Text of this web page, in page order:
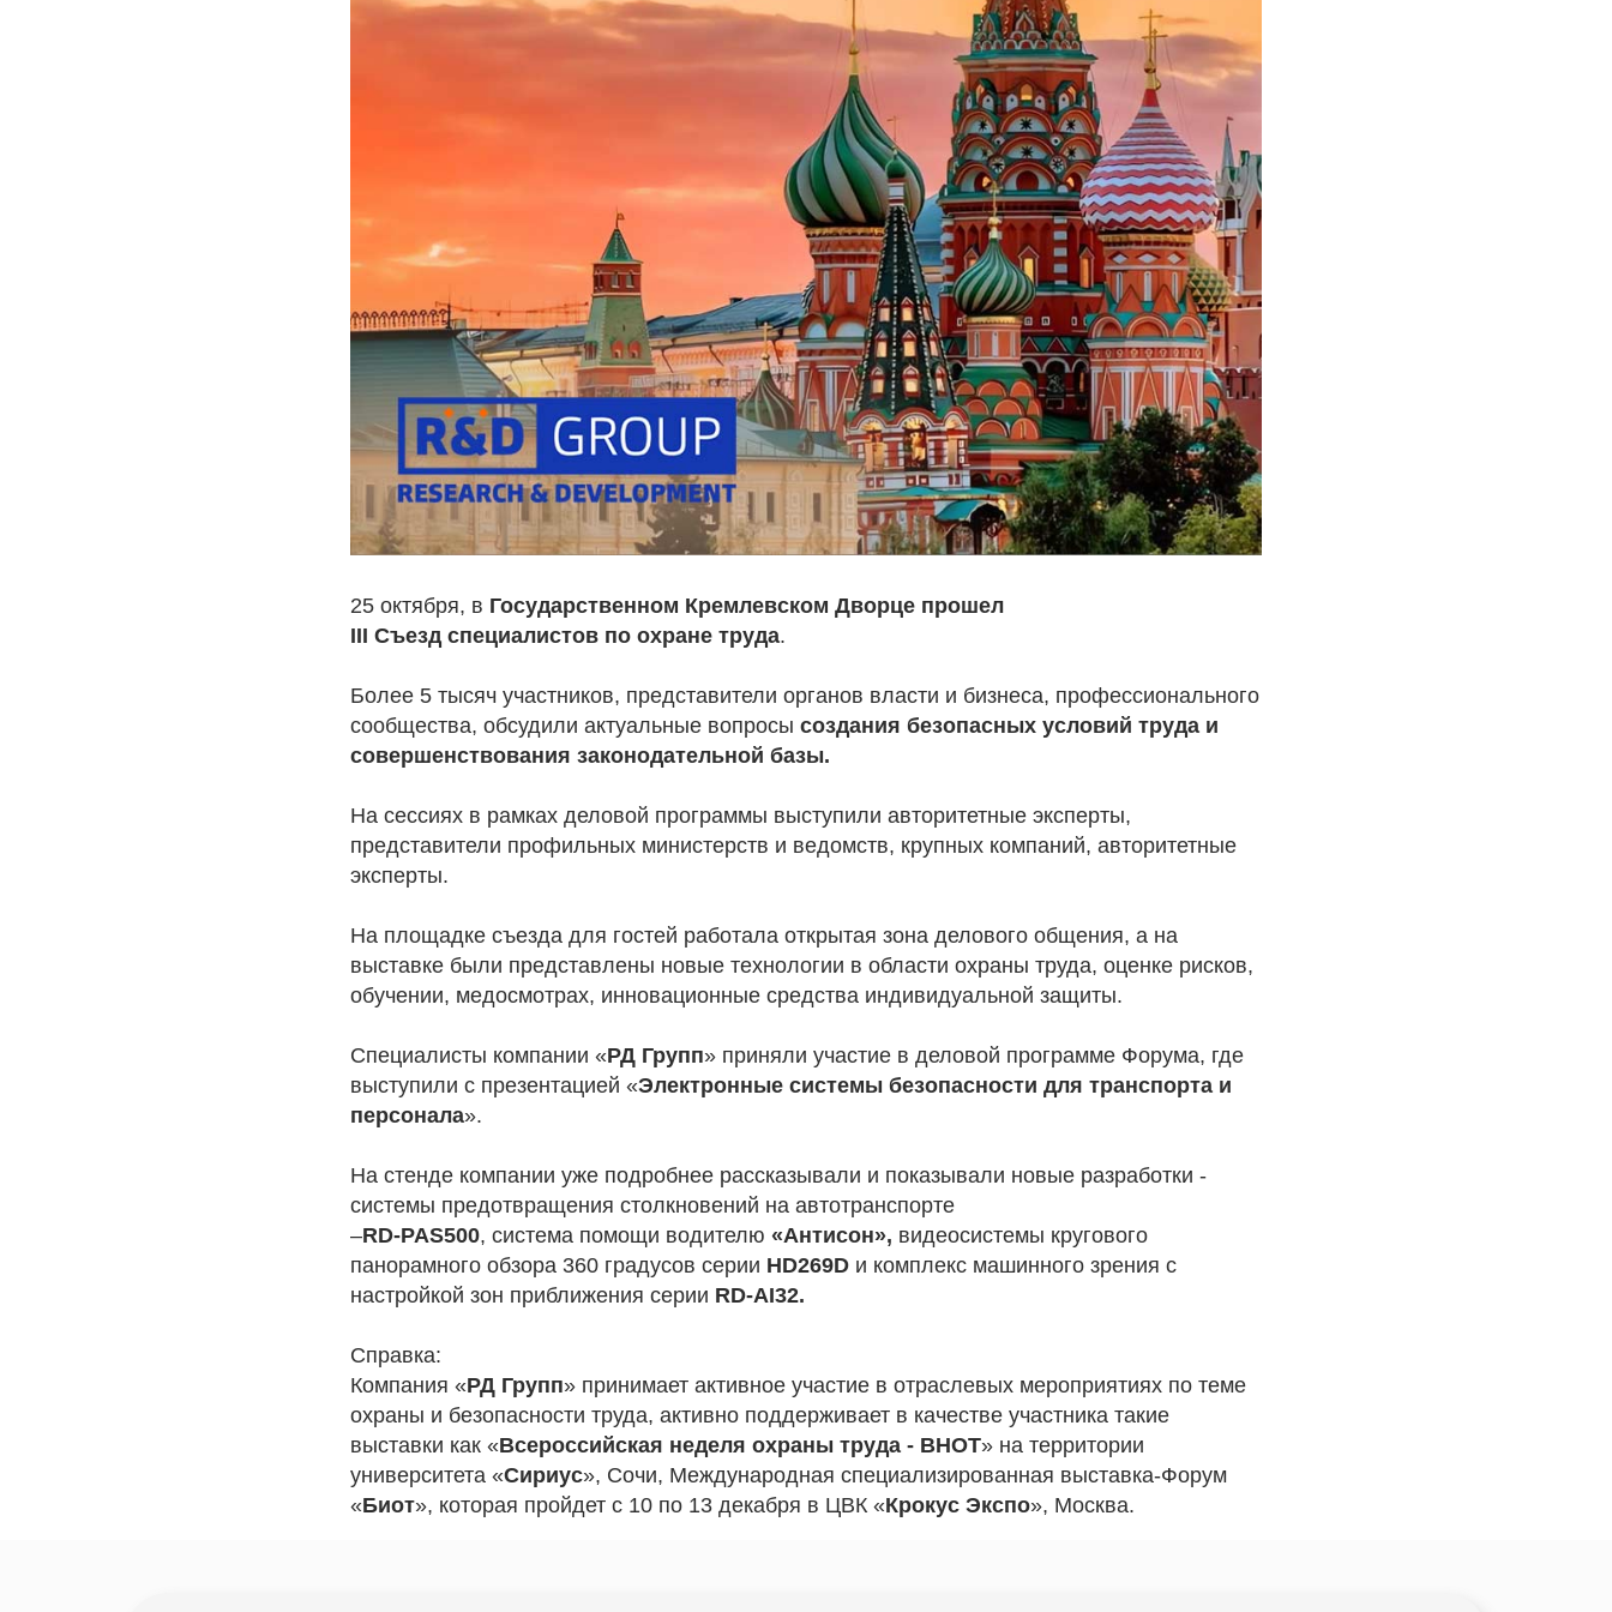
25 октября, в Государственном Кремлевском Дворце прошел
III Съезд специалистов по охране труда.
Более 5 тысяч участников, представители органов власти и бизнеса, профессионального
сообщества, обсудили актуальные вопросы создания безопасных условий труда и
совершенствования законодательной базы.
На сессиях в рамках деловой программы выступили авторитетные эксперты,
представители профильных министерств и ведомств, крупных компаний, авторитетные
эксперты.
На площадке съезда для гостей работала открытая зона делового общения, а на
выставке были представлены новые технологии в области охраны труда, оценке рисков,
обучении, медосмотрах, инновационные средства индивидуальной защиты.
Специалисты компании «РД Групп» приняли участие в деловой программе Форума, где
выступили с презентацией «Электронные системы безопасности для транспорта и
персонала».
На стенде компании уже подробнее рассказывали и показывали новые разработки -
системы предотвращения столкновений на автотранспорте
–RD-PAS500, система помощи водителю «Антисон», видеосистемы кругового
панорамного обзора 360 градусов серии HD269D и комплекс машинного зрения с
настройкой зон приближения серии RD-AI32.
Справка:
Компания «РД Групп» принимает активное участие в отраслевых мероприятиях по теме
охраны и безопасности труда, активно поддерживает в качестве участника такие
выставки как «Всероссийская неделя охраны труда - BHOT» на территории
университета «Сириус», Сочи, Международная специализированная выставка-Форум
«Биот», которая пройдет с 10 по 13 декабря в ЦВК «Крокус Экспо», Москва.